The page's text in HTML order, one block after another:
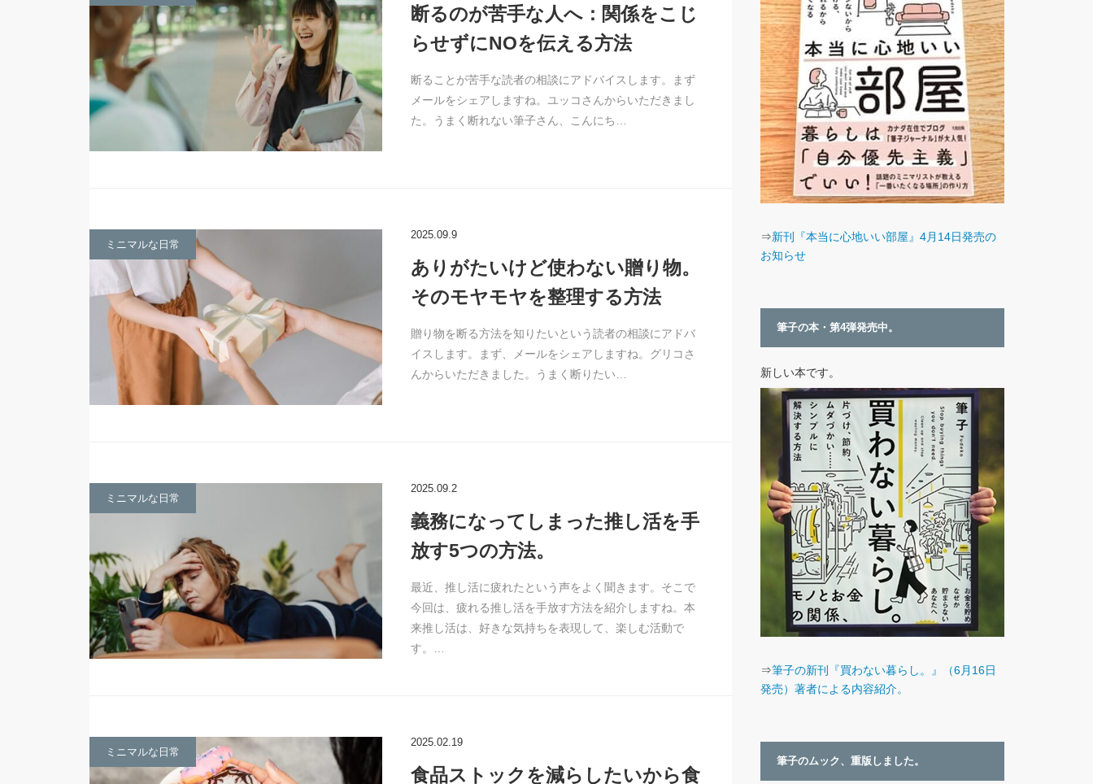
断るのが苦手な人へ：関係をこじ
らせずにNOを伝える方法
断ることが苦手な読者の相談にアドバイスします。まず
メールをシェアしますね。ユッコさんからいただきまし
た。うまく断れない筆子さん、こんにち…
ミニマルな日常
2025.09.9
ありがたいけど使わない贈り物。
そのモヤモヤを整理する方法
贈り物を断る方法を知りたいという読者の相談にアドバ
イスします。まず、メールをシェアしますね。グリコさ
んからいただきました。うまく断りたい…
ミニマルな日常
2025.09.2
義務になってしまった推し活を手
放す5つの方法。
最近、推し活に疲れたという声をよく聞きます。そこで
今回は、疲れる推し活を手放す方法を紹介しますね。本
来推し活は、好きな気持ちを表現して、楽しむ活動で
す。…
ミニマルな日常
2025.02.19
食品ストックを減らしたいから食
⇒新刊『本当に心地いい部屋』4月14日発売の
お知らせ
筆子の本・第4弾発売中。
新しい本です。
⇒筆子の新刊『買わない暮らし。』（6月16日
発売）著者による内容紹介。
筆子のムック、重版しました。